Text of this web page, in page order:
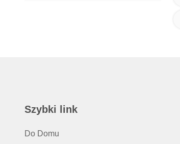
Szybki link
Do Domu